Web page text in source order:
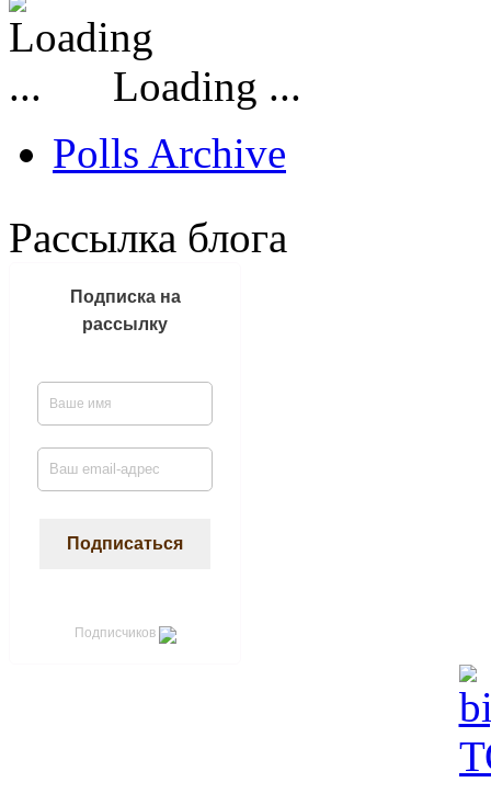
Loading ...
Polls Archive
Рассылка блога
Подписка на
рассылку
Подписчиков